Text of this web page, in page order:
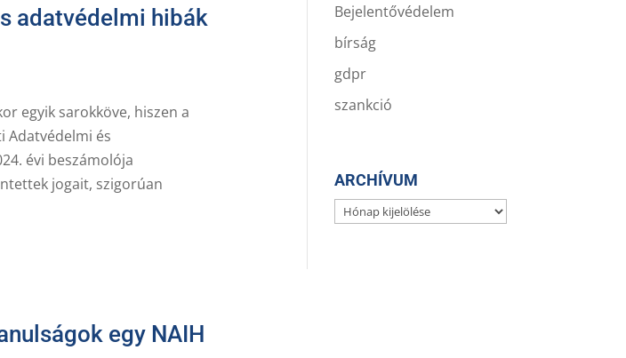
adatvédelmi hibák
egyik sarokköve, hiszen a
Adatvédelmi és
évi beszámolója
jogait, szigorúan
egy NAIH
Bejelentővédelem
bírság
gdpr
szankció
ARCHÍVUM
Archívum